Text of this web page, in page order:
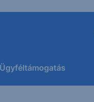
Ügyféltámogatás